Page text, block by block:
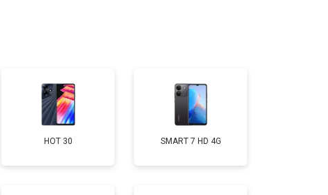
от 1400 ₽
HOT 30 SMART 7 HD 4G